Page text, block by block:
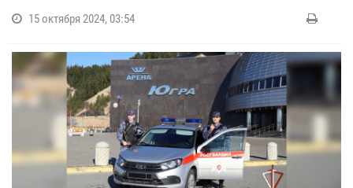
15 октября 2024, 03:54